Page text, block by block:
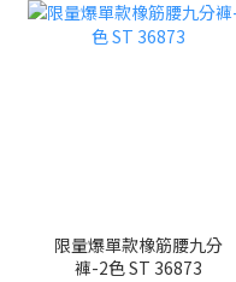
限量爆單款橡筋腰九分
褲-2色 ST 36873